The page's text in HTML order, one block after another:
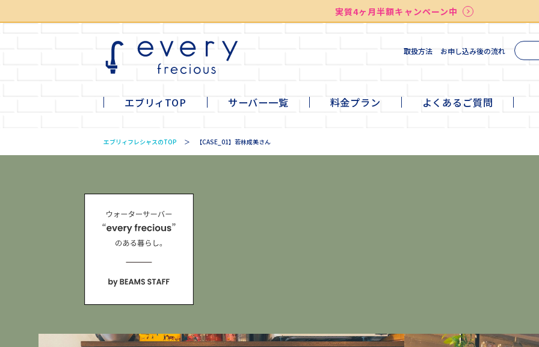
送料無料 最短お届け7日後
実質4ヶ月半額キャンペーン中
取扱方法 お申し込み後の流れ 検索
エブリィTOP サーバー一覧
lite
mini
料金プラン よくあるご質問
エブリィフレシャスのTOP 【CASE_01】若林成美さん